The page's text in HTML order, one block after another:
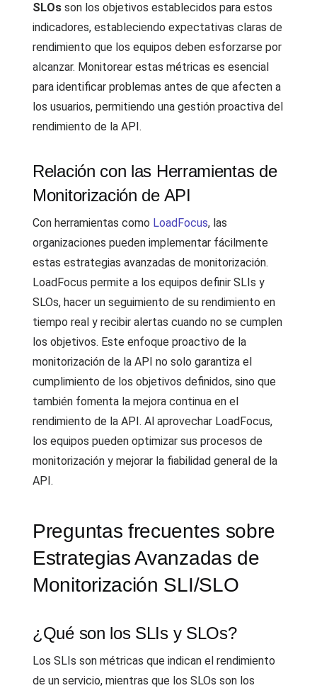
SLOs son los objetivos establecidos para estos
indicadores, estableciendo expectativas claras de
rendimiento que los equipos deben esforzarse por
alcanzar. Monitorear estas métricas es esencial
para identificar problemas antes de que afecten a
los usuarios, permitiendo una gestión proactiva del
rendimiento de la API.
Relación con las Herramientas de
Monitorización de API
Con herramientas como LoadFocus, las
organizaciones pueden implementar fácilmente
estas estrategias avanzadas de monitorización.
LoadFocus permite a los equipos definir SLIs y
SLOs, hacer un seguimiento de su rendimiento en
tiempo real y recibir alertas cuando no se cumplen
los objetivos. Este enfoque proactivo de la
monitorización de la API no solo garantiza el
cumplimiento de los objetivos definidos, sino que
también fomenta la mejora continua en el
rendimiento de la API. Al aprovechar LoadFocus,
los equipos pueden optimizar sus procesos de
monitorización y mejorar la fiabilidad general de la
API.
Preguntas frecuentes sobre
Estrategias Avanzadas de
Monitorización SLI/SLO
¿Qué son los SLIs y SLOs?
Los SLIs son métricas que indican el rendimiento
de un servicio, mientras que los SLOs son los